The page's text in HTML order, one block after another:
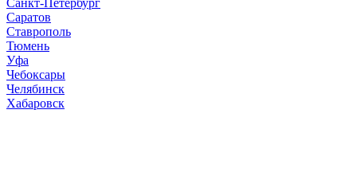
Санкт-Петербург
Саратов
Ставрополь
Тюмень
Уфа
Чебоксары
Челябинск
Хабаровск